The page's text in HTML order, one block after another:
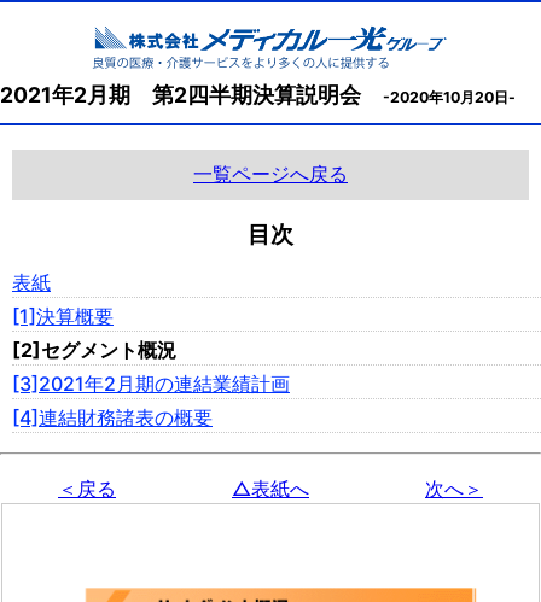
2021年2月期 第2四半期決算説明会 -2020年10月20日-
一覧ページへ戻る
目次
表紙
[1]決算概要
[2]セグメント概況
[3]2021年2月期の連結業績計画
[4]連結財務諸表の概要
＜戻る △表紙へ 次へ＞